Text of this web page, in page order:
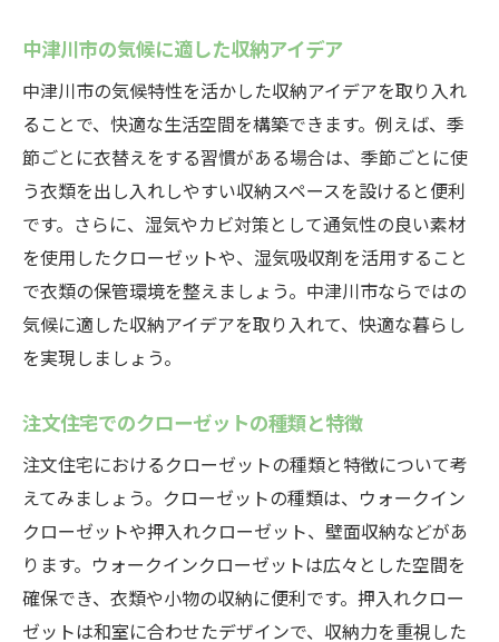
ト
子供部屋に最適なクローゼット配置
夫婦別のクローゼットアイデア
家族全員が使いやすい収納スペースの作り
方
中津川市での注文住宅のクローゼット配置設計
のポイント
設計段階から考えるクローゼットの配置
効率的なクローゼット配置のための設計術
トデザイン
収納力を最大化する配置テクニック
設計における収納スペースのバランス
プロが教える中津川市でのクローゼット設
計のコツ
ライフスタイルに合わせたクローゼットの配置
中津川市の気候に適した収納アイデア
中津川市の気候特性を活かした収納アイデアを取り入れ
ることで、快適な生活空間を構築できます。例えば、季
節ごとに衣替えをする習慣がある場合は、季節ごとに使
う衣類を出し入れしやすい収納スペースを設けると便利
です。さらに、湿気やカビ対策として通気性の良い素材
を使用したクローゼットや、湿気吸収剤を活用すること
で衣類の保管環境を整えましょう。中津川市ならではの
気候に適した収納アイデアを取り入れて、快適な暮らし
を実現しましょう。
注文住宅でのクローゼットの種類と特徴
注文住宅におけるクローゼットの種類と特徴について考
えてみましょう。クローゼットの種類は、ウォークイン
クローゼットや押入れクローゼット、壁面収納などがあ
ります。ウォークインクローゼットは広々とした空間を
確保でき、衣類や小物の収納に便利です。押入れクロー
ゼットは和室に合わせたデザインで、収納力を重視した